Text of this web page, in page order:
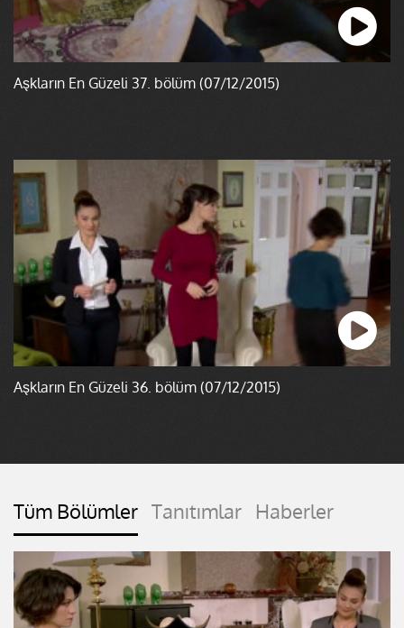
Aşkların En Güzeli 37. bölüm (07/12/2015)
Aşkların En Güzeli 36. bölüm (07/12/2015)
Tüm Bölümler Tanıtımlar Haberler